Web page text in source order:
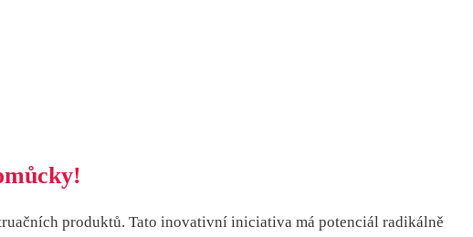
produktů. Tato inovativní iniciativa má potenciál radikálně